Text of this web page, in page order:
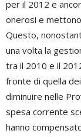
per il 2012 e
onerosi e
Questo,
una volta la
tra il 2010 e il
fronte di quella
diminuire nelle
spesa corrente
hanno